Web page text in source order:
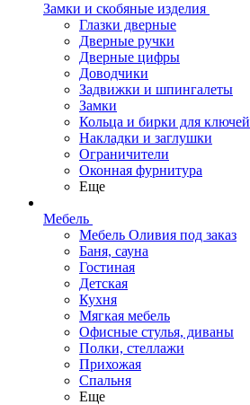
Замки и скобяные изделия
Глазки дверные
Дверные ручки
Дверные цифры
Доводчики
Задвижки и шпингалеты
Замки
Кольца и бирки для ключей
Накладки и заглушки
Ограничители
Оконная фурнитура
Еще
Мебель
Мебель Оливия под заказ
Баня, сауна
Гостиная
Детская
Кухня
Мягкая мебель
Офисные стулья, диваны
Полки, стеллажи
Прихожая
Спальня
Еще